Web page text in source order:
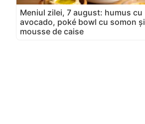
Meniul zilei, 7 august: humus cu
avocado, poké bowl cu somon și
mousse de caise